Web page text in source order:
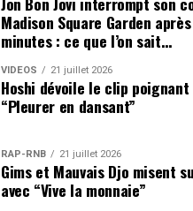
Madison Square Garden
minutes : ce que l’on sait…
VIDEOS 21 juillet 2026
Hoshi dévoile le clip poignant
“Pleurer en dansant”
RAP-RNB 21 juillet 2026
Gims et Mauvais Djo misent
avec “Vive la monnaie”